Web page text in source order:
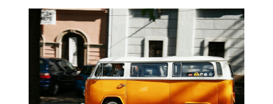
misforståelser og konflikter som kunn...